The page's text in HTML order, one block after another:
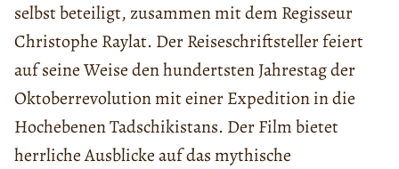
selbst beteiligt, zusammen mit dem Regisseur
Christophe Raylat. Der Reiseschriftsteller feiert
auf seine Weise den hundertsten Jahrestag der
Oktoberrevolution mit einer Expedition in die
Hochebenen Tadschikistans. Der Film bietet
herrliche Ausblicke auf das mythische